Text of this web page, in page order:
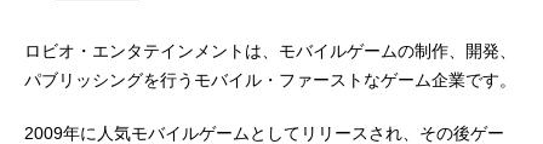
ロビオ・エンタテインメントは、モバイルゲームの制作、開発、
パブリッシングを行うモバイル・ファーストなゲーム企業です。
2009年に人気モバイルゲームとしてリリースされ、その後ゲー